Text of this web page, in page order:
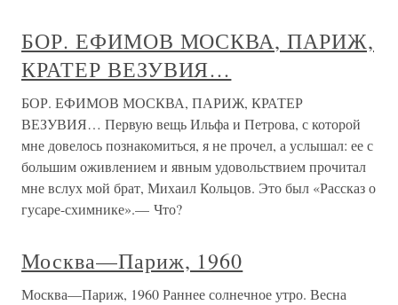
БОР. ЕФИМОВ МОСКВА, ПАРИЖ,
КРАТЕР ВЕЗУВИЯ…
БОР. ЕФИМОВ МОСКВА, ПАРИЖ, КРАТЕР
ВЕЗУВИЯ… Первую вещь Ильфа и Петрова, с которой
мне довелось познакомиться, я не прочел, а услышал: ее с
большим оживлением и явным удовольствием прочитал
мне вслух мой брат, Михаил Кольцов. Это был «Рассказ о
гусаре-схимнике».— Что?
Москва—Париж, 1960
Москва—Париж, 1960 Раннее солнечное утро. Весна